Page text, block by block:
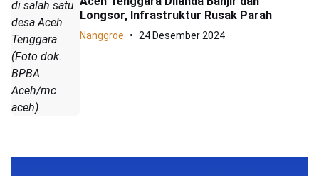
di salah satu
desa Aceh
Tenggara.
(Foto dok.
BPBA
Aceh/mc
aceh)
Longsor, Infrastruktur Rusak Parah
Nanggroe 24 Desember 2024